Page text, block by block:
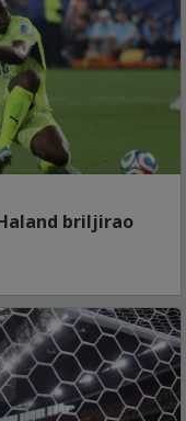
briljirao